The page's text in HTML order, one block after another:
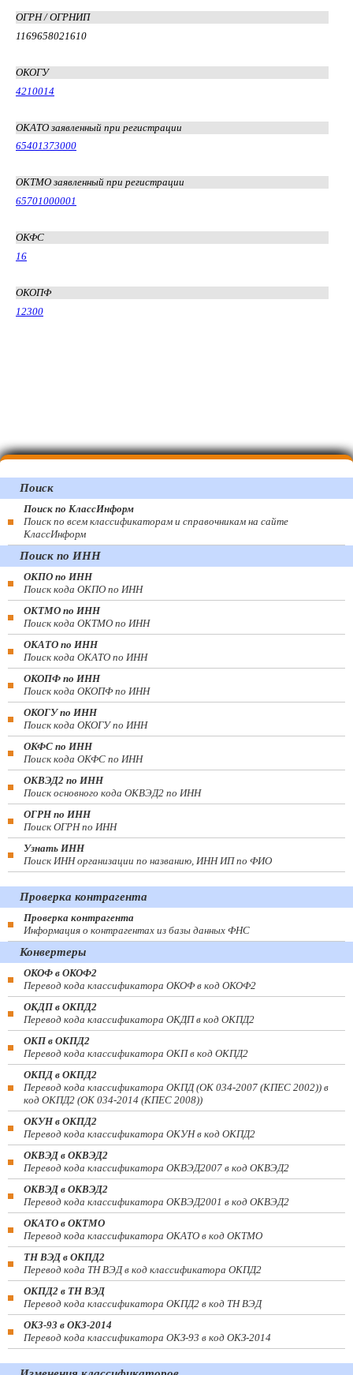
ОГРН / ОГРНИП
1169658021610
ОКОГУ
4210014
ОКАТО заявленный при регистрации
65401373000
ОКТМО заявленный при регистрации
65701000001
ОКФС
16
ОКОПФ
12300
Поиск
Поиск по КлассИнформ
Поиск по всем классификаторам и справочникам на сайте
КлассИнформ
Поиск по ИНН
ОКПО по ИНН
Поиск кода ОКПО по ИНН
ОКТМО по ИНН
Поиск кода ОКТМО по ИНН
ОКАТО по ИНН
Поиск кода ОКАТО по ИНН
ОКОПФ по ИНН
Поиск кода ОКОПФ по ИНН
ОКОГУ по ИНН
Поиск кода ОКОГУ по ИНН
ОКФС по ИНН
Поиск кода ОКФС по ИНН
ОКВЭД2 по ИНН
Поиск основного кода ОКВЭД2 по ИНН
ОГРН по ИНН
Поиск ОГРН по ИНН
Узнать ИНН
Поиск ИНН организации по названию, ИНН ИП по ФИО
Проверка контрагента
Проверка контрагента
Информация о контрагентах из базы данных ФНС
Конвертеры
ОКОФ в ОКОФ2
Перевод кода классификатора ОКОФ в код ОКОФ2
ОКДП в ОКПД2
Перевод кода классификатора ОКДП в код ОКПД2
ОКП в ОКПД2
Перевод кода классификатора ОКП в код ОКПД2
ОКПД в ОКПД2
Перевод кода классификатора ОКПД (ОК 034-2007 (КПЕС 2002)) в
код ОКПД2 (ОК 034-2014 (КПЕС 2008))
ОКУН в ОКПД2
Перевод кода классификатора ОКУН в код ОКПД2
ОКВЭД в ОКВЭД2
Перевод кода классификатора ОКВЭД2007 в код ОКВЭД2
ОКВЭД в ОКВЭД2
Перевод кода классификатора ОКВЭД2001 в код ОКВЭД2
ОКАТО в ОКТМО
Перевод кода классификатора ОКАТО в код ОКТМО
ТН ВЭД в ОКПД2
Перевод кода ТН ВЭД в код классификатора ОКПД2
ОКПД2 в ТН ВЭД
Перевод кода классификатора ОКПД2 в код ТН ВЭД
ОКЗ-93 в ОКЗ-2014
Перевод кода классификатора ОКЗ-93 в код ОКЗ-2014